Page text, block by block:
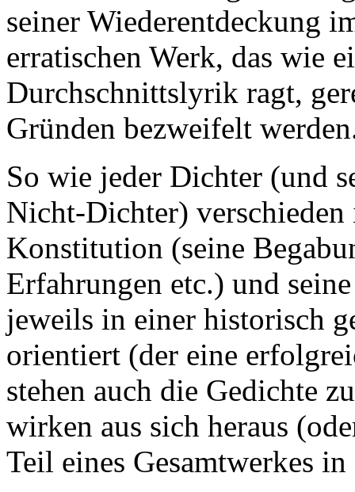
seiner Wiederentdeckung
erratischen Werk, das wie
Durchschnittslyrik ragt,
Gründen bezweifelt
So wie jeder Dichter (und
Nicht-Dichter)
Konstitution (seine
Erfahrungen etc.) und
jeweils in einer historisch
orientiert (der eine
stehen auch die Gedichte
wirken aus sich heraus
Teil eines Gesamtwerkes